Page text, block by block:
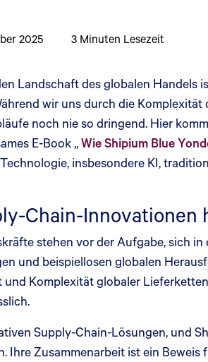
2025 3 Minuten Lesezeit
Landschaft des globalen Handels
wir uns durch die
noch nie so dringend. Hier
E-Book „Wie Shipium Blue
insbesondere KI,
Chain-Innovationen
stehen vor der Aufgabe, sich
und beispiellosen globalen
Komplexität globaler
Supply-Chain-Lösungen, und
Ihre Zusammenarbeit ist ein